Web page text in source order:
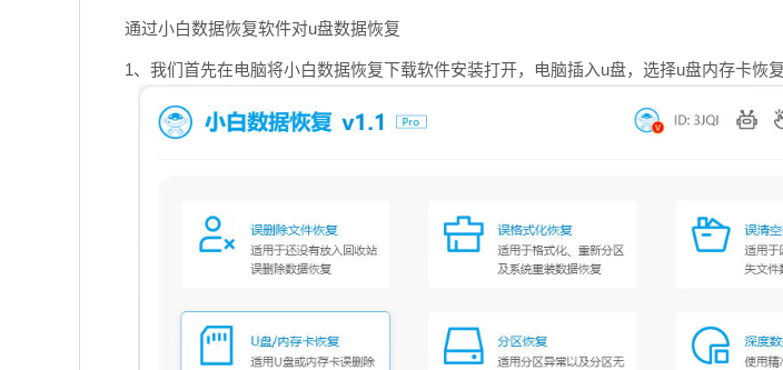
通过小白数据恢复软件对u盘数据恢复
1、我们首先在电脑将小白数据恢复下载软件安装打开，电脑插入u盘，选择u盘内存卡恢